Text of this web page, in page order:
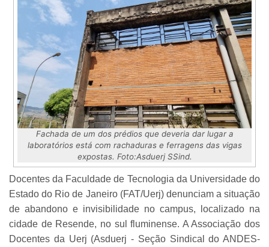
Fachada de um dos prédios que deveria dar lugar a
laboratórios está com rachaduras e ferragens das vigas
expostas. Foto:Asduerj SSind.
Docentes da Faculdade de Tecnologia da Universidade do
Estado do Rio de Janeiro (FAT/Uerj) denunciam a situação
de abandono e invisibilidade no campus, localizado na
cidade de Resende, no sul fluminense. A Associação dos
Docentes da Uerj (Asduerj - Seção Sindical do ANDES-